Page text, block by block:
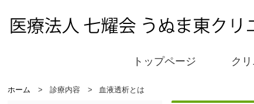
トップページ ク
ホーム 診療内容 血液透析とは